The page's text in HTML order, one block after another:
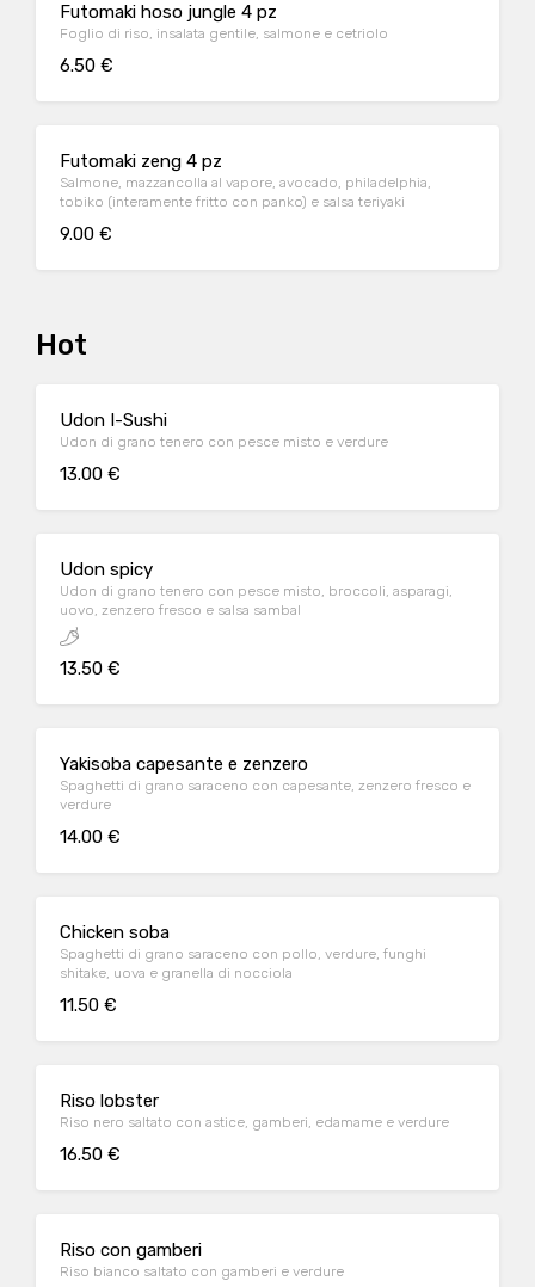
Futomaki hoso jungle 4 pz
Foglio di riso, insalata gentile, salmone e cetriolo
6.50 €
Futomaki zeng 4 pz
Salmone, mazzancolla al vapore, avocado, philadelphia,
tobiko (interamente fritto con panko) e salsa teriyaki
9.00 €
Hot
Udon I-Sushi
Udon di grano tenero con pesce misto e verdure
13.00 €
Udon spicy
Udon di grano tenero con pesce misto, broccoli, asparagi,
uovo, zenzero fresco e salsa sambal
13.50 €
Yakisoba capesante e zenzero
Spaghetti di grano saraceno con capesante, zenzero fresco e
verdure
14.00 €
Chicken soba
Spaghetti di grano saraceno con pollo, verdure, funghi
shitake, uova e granella di nocciola
11.50 €
Riso lobster
Riso nero saltato con astice, gamberi, edamame e verdure
16.50 €
Riso con gamberi
Riso bianco saltato con gamberi e verdure